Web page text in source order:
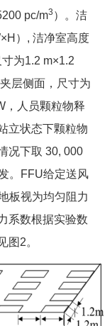
pc/m3 ）。洁
）, 洁净室高度
为1.2 m×1.2
层侧面，尺寸为
，人员颗粒物释
立状态下颗粒物
况下取 30, 000
。FFU给定送风
板视为均匀阻力
系数根据实验数
图2。